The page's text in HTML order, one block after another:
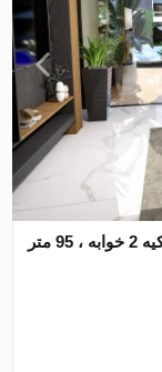
آپارتمان در در Natura Park Famagusta ، ترکیه 2 خوابه ، 95 متر